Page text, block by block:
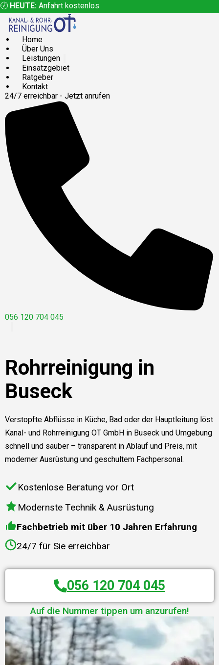
🕖 HEUTE: Anfahrt kostenlos
Home
Über Uns
Leistungen
Einsatzgebiet
Ratgeber
Kontakt
24/7 erreichbar - Jetzt anrufen
056 120 704 045
Rohrreinigung in
Buseck
Verstopfte Abflüsse in Küche, Bad oder der Hauptleitung löst
Kanal- und Rohrreinigung OT GmbH in Buseck und Umgebung
schnell und sauber – transparent in Ablauf und Preis, mit
moderner Ausrüstung und geschultem Fachpersonal.
Kostenlose Beratung vor Ort
Modernste Technik & Ausrüstung
Fachbetrieb mit über 10 Jahren Erfahrung
24/7 für Sie erreichbar
056 120 704 045
Auf die Nummer tippen um anzurufen!